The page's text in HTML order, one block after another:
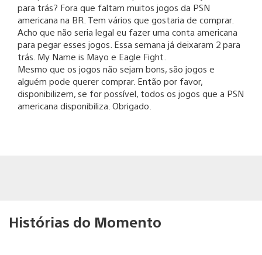
para trás? Fora que faltam muitos jogos da PSN
americana na BR. Tem vários que gostaria de comprar.
Acho que não seria legal eu fazer uma conta americana
para pegar esses jogos. Essa semana já deixaram 2 para
trás. My Name is Mayo e Eagle Fight.
Mesmo que os jogos não sejam bons, são jogos e
alguém pode querer comprar. Então por favor,
disponibilizem, se for possível, todos os jogos que a PSN
americana disponibiliza. Obrigado.
Histórias do Momento